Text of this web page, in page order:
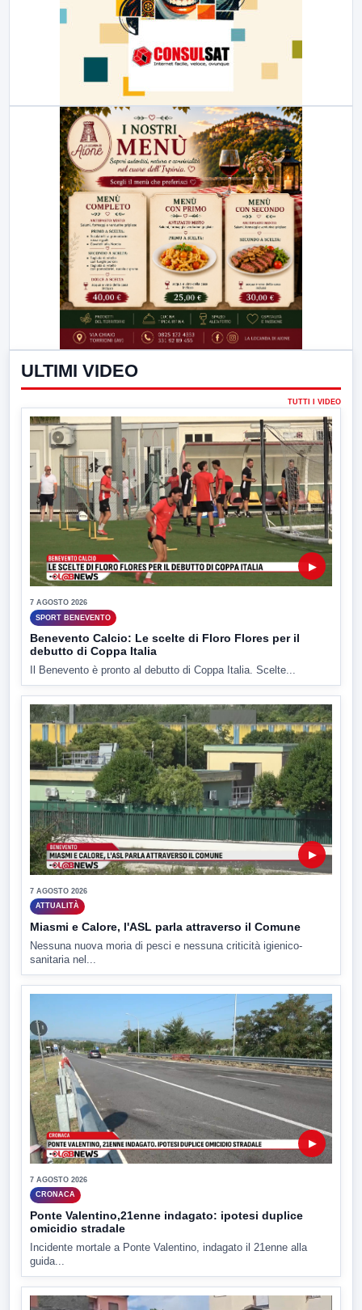
ULTIMI VIDEO
TUTTI I VIDEO
▶
7 AGOSTO 2026
SPORT BENEVENTO
Benevento Calcio: Le scelte di Floro Flores per il
debutto di Coppa Italia
Il Benevento è pronto al debutto di Coppa Italia. Scelte...
▶
7 AGOSTO 2026
ATTUALITÀ
Miasmi e Calore, l'ASL parla attraverso il Comune
Nessuna nuova moria di pesci e nessuna criticità igienico-
sanitaria nel...
▶
7 AGOSTO 2026
CRONACA
Ponte Valentino,21enne indagato: ipotesi duplice
omicidio stradale
Incidente mortale a Ponte Valentino, indagato il 21enne alla
guida...